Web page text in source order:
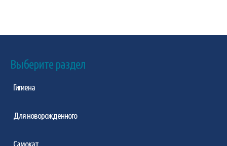
Выберите раздел
Гигиена
Для новорожденного
Самокат